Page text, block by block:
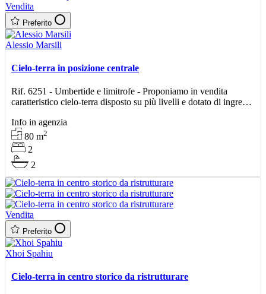
Vendita
Preferito
Alessio Marsili
Cielo-terra in posizione centrale
Rif. 6251 - Umbertide e limitrofe - Proponiamo in vendita
caratteristico cielo-terra disposto su più livelli e dotato di ingresso
Info in agenzia
80m2
2
2
Vendita
Preferito
Xhoi Spahiu
Cielo-terra in centro storico da ristrutturare